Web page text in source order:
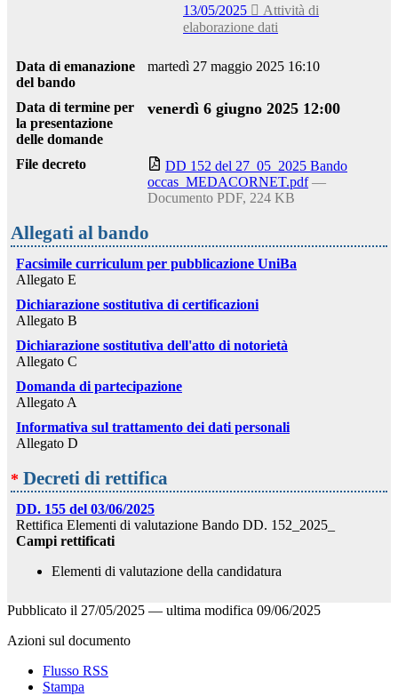
13/05/2025  Attività di
elaborazione dati
Data di emanazione
del bando
martedì 27 maggio 2025 16:10
Data di termine per
la presentazione
delle domande
venerdì 6 giugno 2025 12:00
File decreto
DD 152 del 27_05_2025 Bando
occas_MEDACORNET.pdf —
Documento PDF, 224 KB
Allegati al bando
Facsimile curriculum per pubblicazione UniBa
Allegato E
Dichiarazione sostitutiva di certificazioni
Allegato B
Dichiarazione sostitutiva dell'atto di notorietà
Allegato C
Domanda di partecipazione
Allegato A
Informativa sul trattamento dei dati personali
Allegato D
* Decreti di rettifica
DD. 155 del 03/06/2025
Rettifica Elementi di valutazione Bando DD. 152_2025_
Campi rettificati
Elementi di valutazione della candidatura
Pubblicato il 27/05/2025 — ultima modifica 09/06/2025
Azioni sul documento
Flusso RSS
Stampa